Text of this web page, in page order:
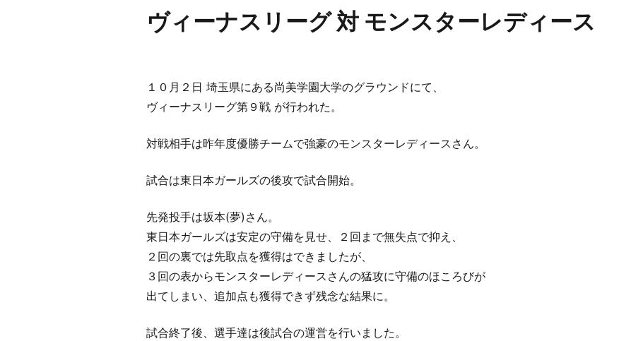
ヴィーナスリーグ 対 モンスターレディース
１０月２日 埼玉県にある尚美学園大学のグラウンドにて、
ヴィーナスリーグ第９戦 が行われた。
対戦相手は昨年度優勝チームで強豪のモンスターレディースさん。
試合は東日本ガールズの後攻で試合開始。
先発投手は坂本(夢)さん。
東日本ガールズは安定の守備を見せ、２回まで無失点で抑え、
２回の裏では先取点を獲得はできましたが、
３回の表からモンスターレディースさんの猛攻に守備のほころびが
出てしまい、追加点も獲得できず残念な結果に。
試合終了後、選手達は後試合の運営を行いました。